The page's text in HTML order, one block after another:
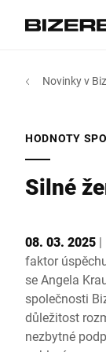
Odvětví
Servis
MyBizerba
cz
Amerika
Austrálie
Afrika
Novinky v
HODNOTY
Silné
08. 03. 2025 |
faktor
se Angela
společnosti
důležitost
nezbytné